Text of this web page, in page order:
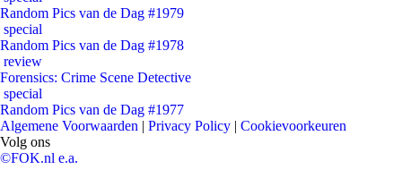
Random Pics van de Dag #1979
special
Random Pics van de Dag #1978
review
Forensics: Crime Scene Detective
special
Random Pics van de Dag #1977
Algemene Voorwaarden | Privacy Policy | Cookievoorkeuren
Volg ons
©FOK.nl e.a.